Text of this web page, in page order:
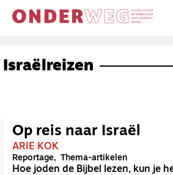
Israëlreizen
Op reis naar Israël
ARIE KOK
Reportage Thema-artikelen
Hoe joden de Bijbel lezen, kun je